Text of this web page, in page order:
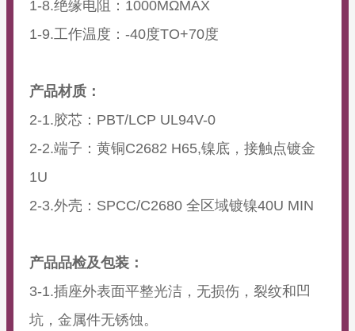
1-8.绝缘电阻：1000MΩMAX
1-9.工作温度：-40度TO+70度
产品材质：
2-1.胶芯：PBT/LCP UL94V-0
2-2.端子：黄铜C2682 H65,镍底，接触点镀金
1U
2-3.外壳：SPCC/C2680 全区域镀镍40U MIN
产品品检及包装：
3-1.插座外表面平整光洁，无损伤，裂纹和凹
坑，金属件无锈蚀。